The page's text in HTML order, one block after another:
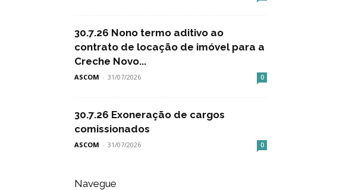
30.7.26 Nono termo aditivo ao
contrato de locação de imóvel para a
Creche Novo...
ASCOM - 31/07/2026 0
30.7.26 Exoneração de cargos
comissionados
ASCOM - 31/07/2026 0
Navegue